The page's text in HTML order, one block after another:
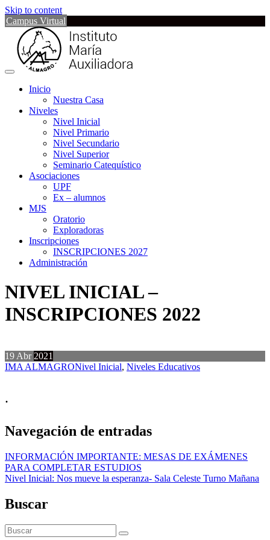
Skip to content
Campus Virtual
Inicio
Nuestra Casa
Niveles
Nivel Inicial
Nivel Primario
Nivel Secundario
Nivel Superior
Seminario Catequístico
Asociaciones
UPF
Ex – alumnos
MJS
Oratorio
Exploradoras
Inscripciones
INSCRIPCIONES 2027
Administración
NIVEL INICIAL –
INSCRIPCIONES 2022
19Abr2021
IMA ALMAGRONivel Inicial, Niveles Educativos
.
Navegación de entradas
INFORMACIÓN IMPORTANTE: MESAS DE EXÁMENES
PARA COMPLETAR ESTUDIOS
Nivel Inicial: Nos mueve la esperanza- Sala Celeste Turno Mañana
Buscar